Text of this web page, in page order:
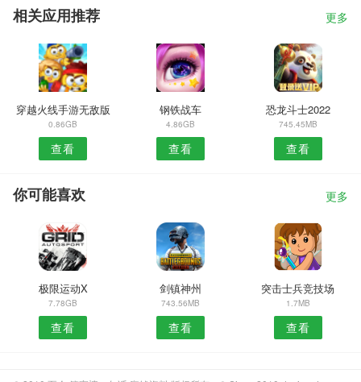
相关应用推荐 更多
穿越火线手游无敌版
0.86GB
查看
钢铁战车
4.86GB
查看
恐龙斗士2022
745.45MB
查看
你可能喜欢 更多
极限运动X
7.78GB
查看
剑镇神州
743.56MB
查看
突击士兵竞技场
1.7MB
查看